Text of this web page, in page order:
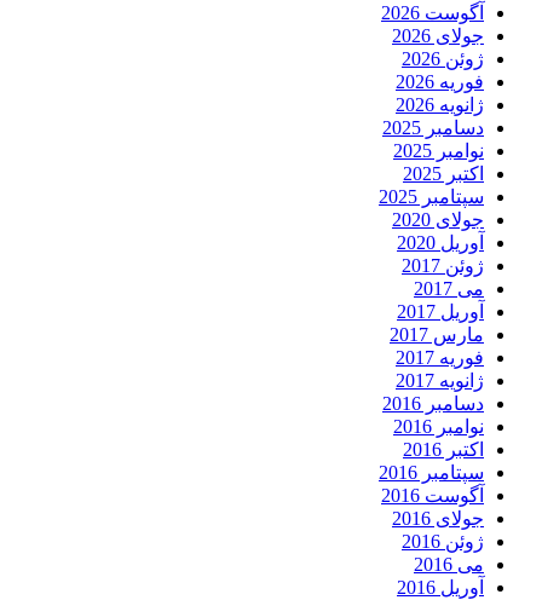
آگوست 2026
جولای 2026
ژوئن 2026
فوریه 2026
ژانویه 2026
دسامبر 2025
نوامبر 2025
اکتبر 2025
سپتامبر 2025
جولای 2020
آوریل 2020
ژوئن 2017
می 2017
آوریل 2017
مارس 2017
فوریه 2017
ژانویه 2017
دسامبر 2016
نوامبر 2016
اکتبر 2016
سپتامبر 2016
آگوست 2016
جولای 2016
ژوئن 2016
می 2016
آوریل 2016